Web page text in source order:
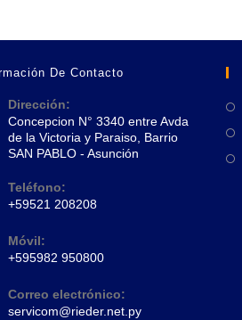
De Contacto
Dirección:
Concepcion N° 3340 entre Avda
de la Victoria y Paraiso, Barrio
SAN PABLO - Asunción
abre
una
nueva
Teléfono:
+59521 208208
abre
en
tu
aplicación
Móvil:
+595982 950800
abre
Correo electrónico:
servicom@rieder.net.pySe